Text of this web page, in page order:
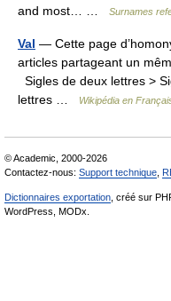
and most… …
Surnames
Val — Cette page
articles partageant un
Sigles de deux lettres >
lettres …
Wikipédia en
© Academic, 2000-2026
Contactez-nous: Support technique
Dictionnaires exportation , créé sur
WordPress, MODx.